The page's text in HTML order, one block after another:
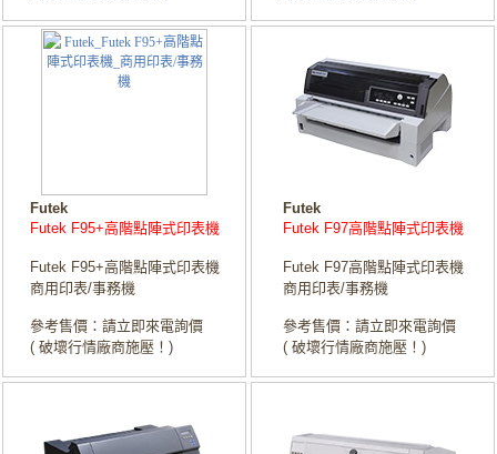
Futek
Futek F95+高階點陣式印表機
Futek F95+高階點陣式印表機
商用印表/事務機
參考售價：請立即來電詢價
( 破壞行情廠商施壓！)
Futek
Futek F97高階點陣式印表機
Futek F97高階點陣式印表機
商用印表/事務機
參考售價：請立即來電詢價
( 破壞行情廠商施壓！)